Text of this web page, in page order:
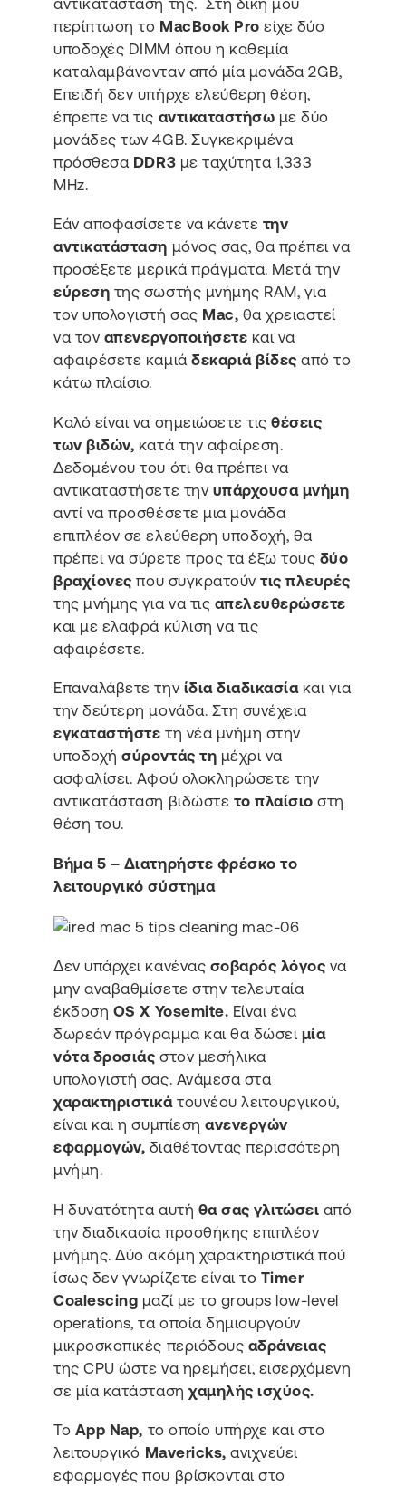
περίπτωση το MacBook Pro είχε δύο
υποδοχές DIMM όπου η καθεμία
καταλαμβάνονταν από μία μονάδα 2GB,
Επειδή δεν υπήρχε ελεύθερη θέση,
έπρεπε να τις αντικαταστήσω με δύο
μονάδες των 4GB. Συγκεκριμένα
πρόσθεσα DDR3 με ταχύτητα 1,333
ΜΗz.
Eάν αποφασίσετε να κάνετε την
αντικατάσταση μόνος σας, θα πρέπει να
προσέξετε μερικά πράγματα. Μετά την
εύρεση της σωστής μνήμης RAM, για
τον υπολογιστή σας Mac, θα χρειαστεί
να τον απενεργοποιήσετε και να
αφαιρέσετε καμιάδεκαριά βίδες από το
κάτω πλαίσιο.
Καλό είναι να σημειώσετε τιςθέσεις
των βιδών, κατά την αφαίρεση.
Δεδομένου του ότι θα πρέπει να
αντικαταστήσετε την υπάρχουσα μνήμη
αντί να προσθέσετε μια μονάδα
επιπλέον σε ελεύθερη υποδοχή, θα
πρέπει να σύρετε προς τα έξω τους δύο
βραχίονες που συγκρατούντις πλευρές
της μνήμης για να τις απελευθερώσετε
και με ελαφρά κύλιση να τις
αφαιρέσετε.
Επαναλάβετε την ίδια διαδικασίακαι για
την δεύτερη μονάδα. Στη συνέχεια
εγκαταστήστε τη νέα μνήμη στην
υποδοχήσύροντάς τη μέχρι να
ασφαλίσει. Αφού ολοκληρώσετε την
αντικατάσταση βιδώστε το πλαίσιο στη
θέση του.
Βήμα 5 – Διατηρήστε φρέσκο το
λειτουργικό σύστημα
Δεν υπάρχει κανένας σοβαρός λόγος να
μην αναβαθμίσετε στην τελευταία
έκδοση OS X Yosemite. Είναι ένα
δωρεάν πρόγραμμα και θα δώσει μία
νότα δροσιάς στον μεσήλικα
υπολογιστή σας. Ανάμεσα στα
χαρακτηριστικάτουνέου λειτουργικού,
είναι και η συμπίεσηανενεργών
εφαρμογών, διαθέτοντας περισσότερη
μνήμη.
Η δυνατότητα αυτή θα σας γλιτώσει από
την διαδικασία προσθήκης επιπλέον
μνήμης. Δύο ακόμη χαρακτηριστικά πού
ίσως δεν γνωρίζετε είναι το Timer
Coalescing μαζί με το groups low-level
operations, τα οποία δημιουργούν
μικροσκοπικές περιόδους αδράνειας
της CPU ώστε να ηρεμήσει, εισερχόμενη
σε μία κατάστασηχαμηλής ισχύος.
To Αpp Nap, το οποίο υπήρχε και στο
λειτουργικό Mavericks, ανιχνεύει
εφαρμογές που βρίσκονται στο